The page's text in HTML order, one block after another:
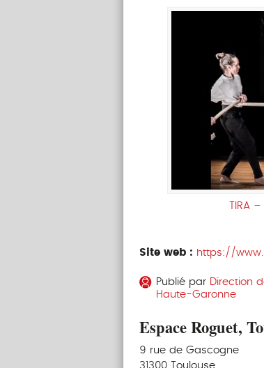
TIRA
Site web : https://
Publié par Direction
Haute-Garonne
Espace Roguet,
9 rue de Gascogne
31300 Toulouse